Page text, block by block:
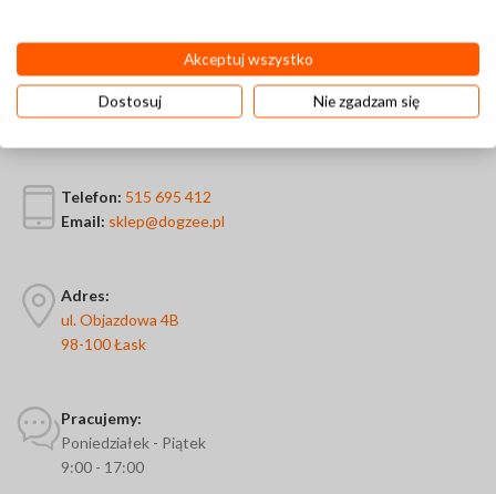
Telefon: 515 695 412
Email: sklep@dogzee.pl
Adres:
ul. Objazdowa 4B
98-100 Łask
Pracujemy:
Poniedziałek - Piątek
9:00 - 17:00
Akceptuj wszystko
Dostosuj Nie zgadzam się